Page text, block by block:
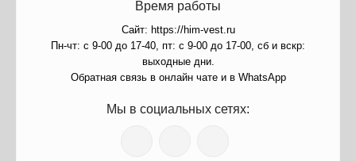
Время работы
Сайт: https://him-vest.ru
Пн-чт: с 9-00 до 17-40, пт: с 9-00 до 17-00, сб и вскр:
выходные дни.
Обратная связь в онлайн чате и в WhatsApp
Мы в социальных сетях: